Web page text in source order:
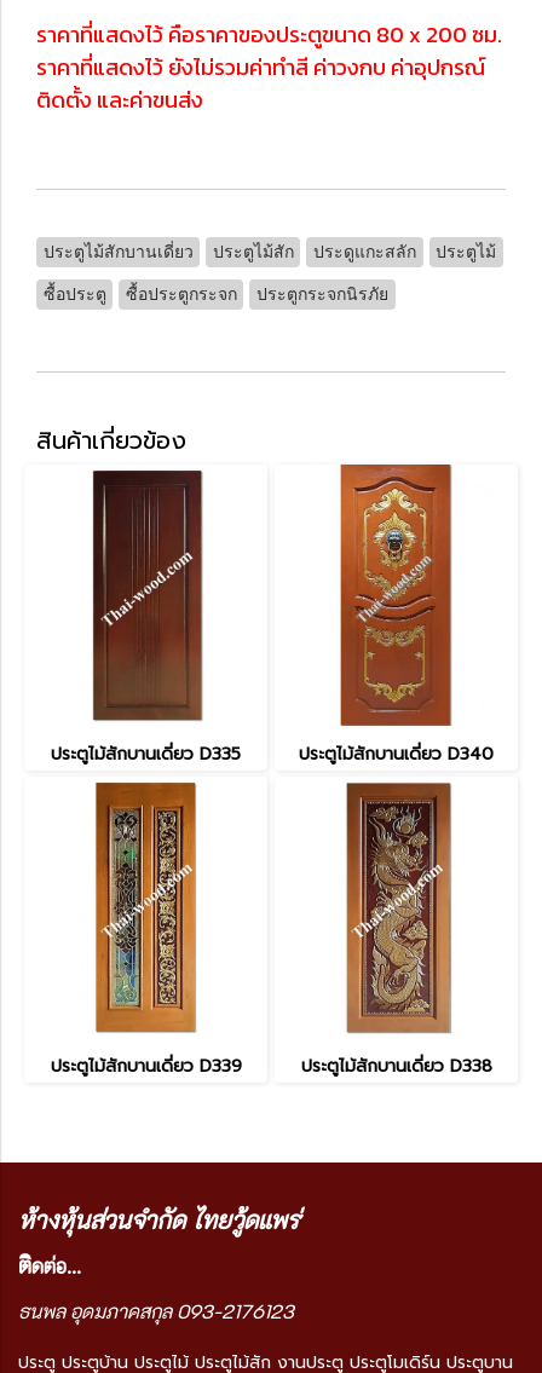
ราคาที่แสดงไว้ คือราคาของประตูขนาด 80 x 200 ซม.
ราคาที่แสดงไว้ ยังไม่รวมค่าทำสี ค่าวงกบ ค่าอุปกรณ์
ติดตั้ง และค่าขนส่ง
ประตูไม้สักบานเดี่ยว ประตูไม้สัก ประดูแกะสลัก ประตูไม้
ซื้อประตู ซื้อประตูกระจก ประตูกระจกนิรภัย
สินค้าเกี่ยวข้อง
ประตูไม้สักบานเดี่ยว D335 ประตูไม้สักบานเดี่ยว D340
ประตูไม้สักบานเดี่ยว D339 ประตูไม้สักบานเดี่ยว D338
ห้างหุ้นส่วนจำกัด ไทยวู้ดแพร่
ติดต่อ...
ธนพล อุดมภาคสกุล 093-2176123
ประตู ประตูบ้าน ประตูไม้ ประตูไม้สัก งานประตู ประตูโมเดิร์น ประตูบาน